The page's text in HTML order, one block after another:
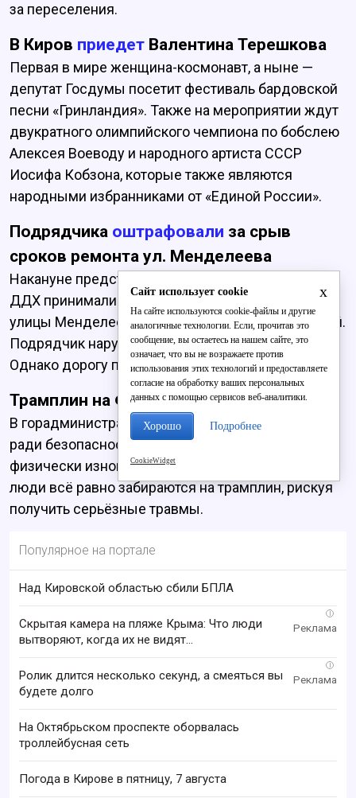
за переселения.
В Киров приедет Валентина Терешкова
Первая в мире женщина-космонавт, а ныне —
депутат Госдумы посетит фестиваль бардовской
песни «Гринландия». Также на мероприятии ждут
двукратного олимпийского чемпиона по бобслею
Алексея Воеводу и народного артиста СССР
Иосифа Кобзона, которые также являются
народными избранниками от «Единой России».
Подрядчика оштрафовали за срыв
сроков ремонта ул. Менделеева
Накануне представители горадминистрации и
ДДХ принимали работу дорожников на участке
улицы Менделеева от Воровского до Московской.
Подрядчик нарушил сроки и получил штраф.
Однако дорогу приняли.
Трамплин на Филейкезаконсервируют
В горадминистрации поясняют, что это сделано
ради безопасности кировчан. Сейчас объект
физически изношен, а денег на ремонт нет. Но
люди всё равно забираются на трамплин, рискуя
получить серьёзные травмы.
Популярное на портале
Над Кировской областью сбили БПЛА
i
Скрытая камера на пляже Крыма: Что люди
вытворяют, когда их не видят...
i
Ролик длится несколько секунд, а смеяться вы
будете долго
На Октябрьском проспекте оборвалась
троллейбусная сеть
Погода в Кирове в пятницу, 7 августа
x
Сайт использует cookie
На сайте используются cookie-файлы и другие
аналогичные технологии. Если, прочитав это
сообщение, вы остаетесь на нашем сайте, это
означает, что вы не возражаете против
использования этих технологий и предоставляете
согласие на обработку ваших персональных
данных с помощью сервисов веб-аналитики.
Хорошо Подробнее
CookieWidget